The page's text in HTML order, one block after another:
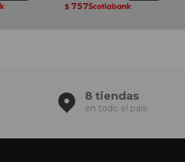
$ 757
8 tiendas
en todo el pais